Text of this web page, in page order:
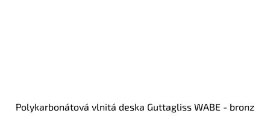
Polykarbonátová vlnitá deska Guttagliss WABE - bronz